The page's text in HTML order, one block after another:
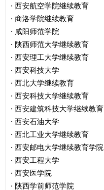
· 西安航空学院继续教育
· 商洛学院继续教育
· 咸阳师范学院
· 陕西师范大学继续教育
· 西安理工大学继续教育
· 西安科技大学
· 西北大学继续教育
· 西安科技大学继续教育
· 西安建筑科技大学继续教育
· 西安石油大学
· 西北工业大学继续教育
· 西安邮电大学继续教育学院
· 西安工程大学
· 西安医学院
· 陕西学前师范学院